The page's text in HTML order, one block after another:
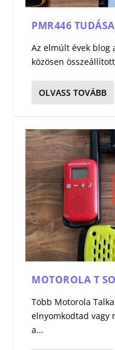
PMR446
Az elmúlt évek blog
közösen
OLVASS TOVÁBB
MOTOROLA T
Több Motorola
elnyomkodtad
a...